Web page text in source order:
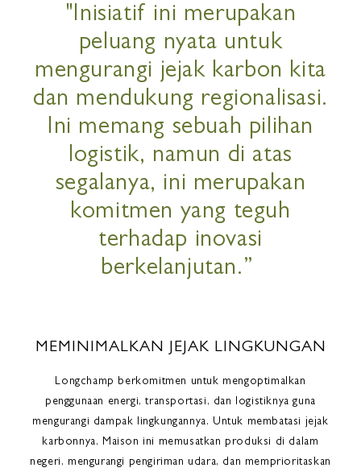
"Inisiatif ini merupakan
peluang nyata untuk
mengurangi jejak karbon kita
dan mendukung regionalisasi.
Ini memang sebuah pilihan
logistik, namun di atas
segalanya, ini merupakan
komitmen yang teguh
terhadap inovasi
berkelanjutan.”
MEMINIMALKAN JEJAK LINGKUNGAN
Longchamp berkomitmen untuk mengoptimalkan
penggunaan energi, transportasi, dan logistiknya guna
mengurangi dampak lingkungannya. Untuk membatasi jejak
karbonnya, Maison ini memusatkan produksi di dalam
negeri, mengurangi pengiriman udara, dan memprioritaskan